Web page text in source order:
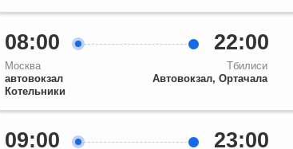
08:00
Москва
автовокзал
Котельники
22:00
Тбилиси
Автовокзал, Ортачала
09:00 23:00